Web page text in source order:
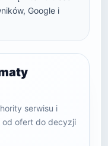
Google i
serwisu i
od ofert do decyzji